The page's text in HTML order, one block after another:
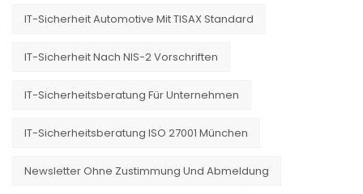
IT-Sicherheit Automotive Mit TISAX Standard
IT-Sicherheit Nach NIS-2 Vorschriften
IT-Sicherheitsberatung Für Unternehmen
IT-Sicherheitsberatung ISO 27001 München
Newsletter Ohne Zustimmung Und Abmeldung